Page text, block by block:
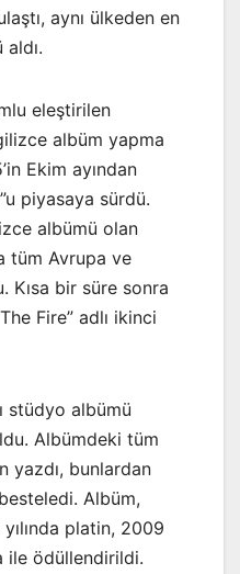
aynı ülkeden en
eleştirilen
albüm yapma
Ekim ayından
piyasaya sürdü.
albümü olan
tüm Avrupa ve
Kısa bir süre sonra
Fire” adlı ikinci
stüdyo albümü
Albümdeki tüm
yazdı, bunlardan
Albüm,
platin, 2009
ile ödüllendirildi.